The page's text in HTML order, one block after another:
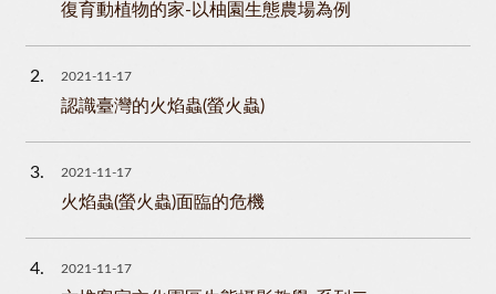
復育動植物的家-以柚園生態農場為例
2 2021-11-17
認識臺灣的火焰蟲(螢火蟲)
3 2021-11-17
火焰蟲(螢火蟲)面臨的危機
4 2021-11-17